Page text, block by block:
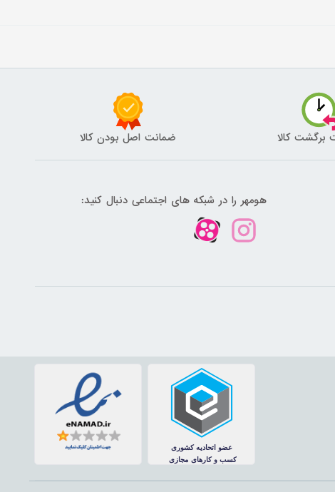
برگشت کالا ضمانت اصل بودن کالا
هومهر را در شبکه های اجتماعی دنبال کنید: